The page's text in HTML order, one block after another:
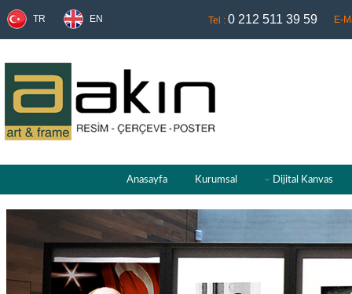
TR EN Tel : 0 212 511 39 59 E-
Anasayfa Kurumsal Dijital Kanvas